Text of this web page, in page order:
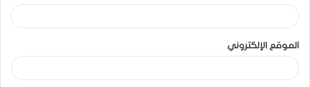
الموقع الإلكتروني